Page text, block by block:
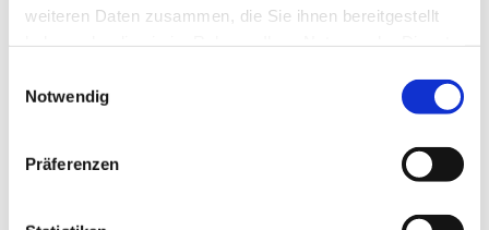
weiteren Daten zusammen, die Sie ihnen bereitgestellt
Notwendig
Präferenzen
Montag, 15. März 2027, 19:30 Uhr